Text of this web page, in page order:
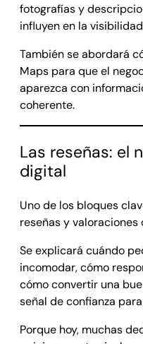
fotografías y
influyen en la
También se abordará
Maps para que el
aparezca con
coherente.
Las reseñas: el
digital
Uno de los bloques
reseñas y valoraciones
Se explicará cuándo
incomodar, cómo
cómo convertir una
señal de confianza
Porque hoy, muchas